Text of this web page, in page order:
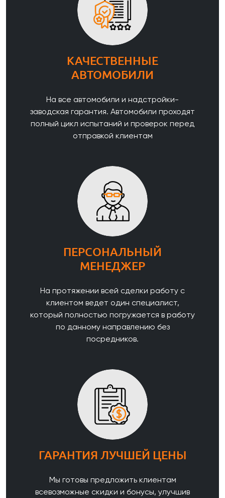
КАЧЕСТВЕННЫЕ
АВТОМОБИЛИ
На все автомобили и надстройки-
заводская гарантия. Автомобили проходят
полный цикл испытаний и проверок перед
отправкой клиентам
ПЕРСОНАЛЬНЫЙ
МЕНЕДЖЕР
На протяжении всей сделки работу с
клиентом ведет один специалист,
который полностью погружается в работу
по данному направлению без
посредников.
ГАРАНТИЯ ЛУЧШЕЙ ЦЕНЫ
Мы готовы предложить клиентам
всевозможные скидки и бонусы, улучшив